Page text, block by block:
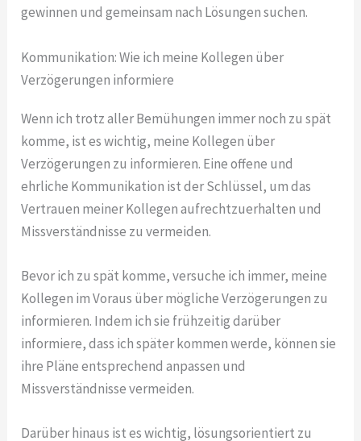
gewinnen und gemeinsam nach Lösungen suchen.
Kommunikation: Wie ich meine Kollegen über
Verzögerungen informiere
Wenn ich trotz aller Bemühungen immer noch zu spät
komme, ist es wichtig, meine Kollegen über
Verzögerungen zu informieren. Eine offene und
ehrliche Kommunikation ist der Schlüssel, um das
Vertrauen meiner Kollegen aufrechtzuerhalten und
Missverständnisse zu vermeiden.
Bevor ich zu spät komme, versuche ich immer, meine
Kollegen im Voraus über mögliche Verzögerungen zu
informieren. Indem ich sie frühzeitig darüber
informiere, dass ich später kommen werde, können sie
ihre Pläne entsprechend anpassen und
Missverständnisse vermeiden.
Darüber hinaus ist es wichtig, lösungsorientiert zu